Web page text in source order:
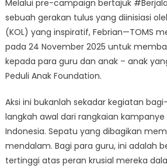
Melalui pre-campaign bertajuk
sebuah gerakan tulus yang diinisiasi
(KOL) yang inspiratif, Febrian—TOMS
pada 24 November 2025 untuk
kepada para guru dan anak – anak
Peduli Anak Foundation.
Aksi ini bukanlah sekadar kegiatan
langkah awal dari rangkaian kampanye
Indonesia. Sepatu yang dibagikan
mendalam. Bagi para guru, ini adalah
tertinggi atas peran krusial mereka